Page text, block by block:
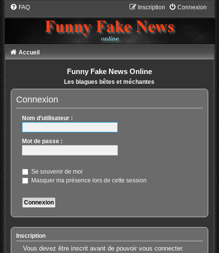
FAQ Connexion
Inscription
Accueil
Funny Fake News Online
Les blagues bêtes et méchantes
Connexion
Nom d’utilisateur :
Mot de passe :
Se souvenir de moi
Masquer ma présence lors de cette session
Inscription
Vous devez être inscrit avant de pouvoir vous connecter.